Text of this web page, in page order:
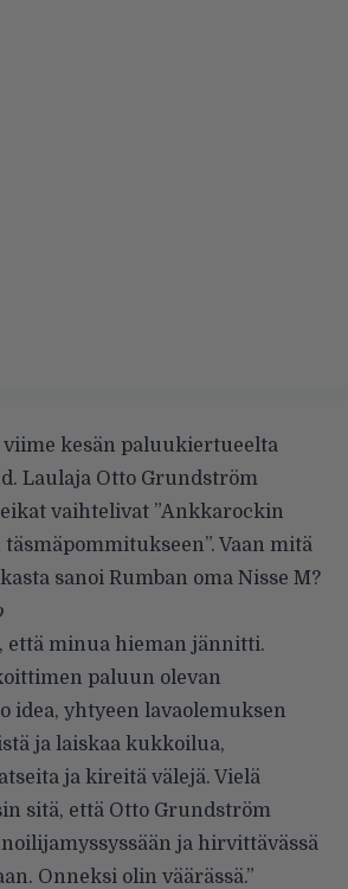
kesän paluukiertueelta
Laulaja Otto Grundström
vaihtelivat ”Ankkarockin
Vaan mitä
sanoi Rumban oma Nisse M?
että minua hieman jännitti.
paluun olevan
idea, yhtyeen lavaolemuksen
ja laiskaa kukkoilua,
ja kireitä välejä. Vielä
sitä, että Otto Grundström
ja hirvittävässä
Onneksi olin väärässä.”